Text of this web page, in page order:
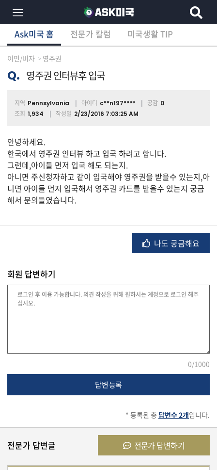
×
분
별
상
담
체
이
민/
비
재
학/
Ask미국 홈 전문가 칼럼 미국생활 TIP
Ask미국 홈 전문가 칼럼 미국생활 TIP
이민/비자 영주권
Q. 영주권 인터뷰후 입국
지역 Pennsylvania 아이디 c**n197**** 공감 0
조회 1,934 작성일 2/23/2016 7:03:25 AM
안녕하세요.
한국에서 영주권 인터뷰 하고 입국 하려고 함니다.
그런데,아이들 먼저 입국 해도 되는지.
아니면 주신청자하고 같이 입국해야 영주권을 받을수 있는지,아
니면 아이들 먼저 입국해서 영주권 카드를 받을수 있는지 궁금
해서 문의들였습니다.
나도 궁금해요
회원 답변하기
0/1000
답변 등록
* 등록된 총 답변수 2개입니다.
전문가 답변글 전문가 답변하기